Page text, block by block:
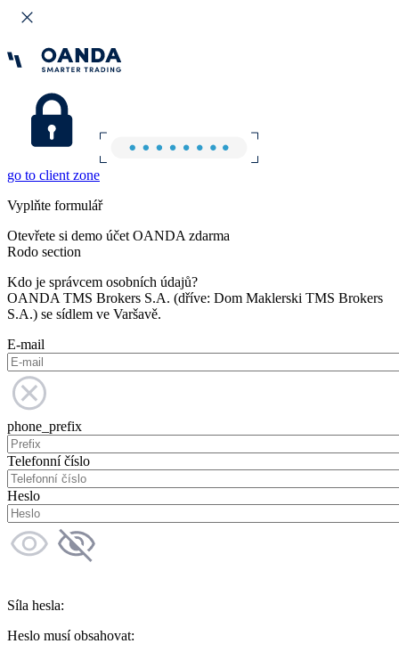
go to client zone
Vyplňte formulář
Otevřete si demo účet OANDA zdarma
Rodo section
Kdo je správcem osobních údajů?
OANDA TMS Brokers S.A. (dříve: Dom Maklerski TMS Brokers
S.A.) se sídlem ve Varšavě.
E-mail
phone_prefix
Telefonní číslo
Heslo
Síla hesla:
Heslo musí obsahovat: